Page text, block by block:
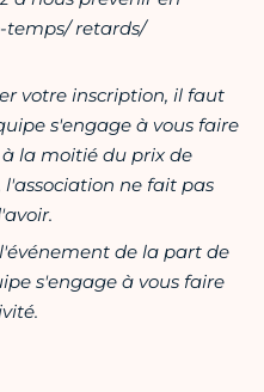
retards/
votre inscription, il faut
s'engage à vous faire
la moitié du prix de
l'association ne fait pas
de la part de
s'engage à vous faire